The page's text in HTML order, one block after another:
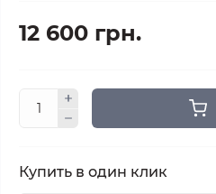
12 600 грн.
Купить в один клик